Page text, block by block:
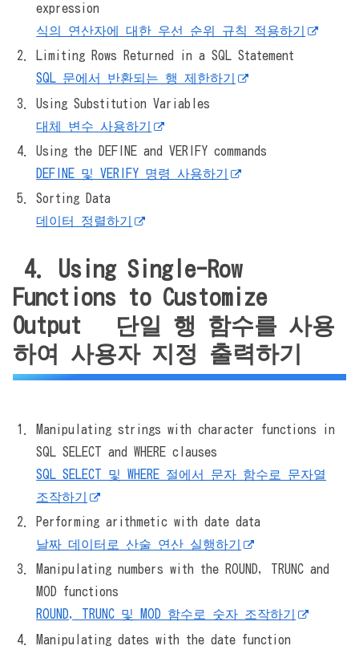
expression
식의 연산자에 대한 우선 순위 규칙 적용하기
Limiting Rows Returned in a SQL Statement
SQL 문에서 반환되는 행 제한하기
Using Substitution Variables
대체 변수 사용하기
Using the DEFINE and VERIFY commands
DEFINE 및 VERIFY 명령 사용하기
Sorting Data
데이터 정렬하기
4. Using Single-Row
Functions to Customize
Output 단일 행 함수를 사용
하여 사용자 지정 출력하기
Manipulating strings with character functions in
SQL SELECT and WHERE clauses
SQL SELECT 및 WHERE 절에서 문자 함수로 문자열
조작하기
Performing arithmetic with date data
날짜 데이터로 산술 연산 실행하기
Manipulating numbers with the ROUND, TRUNC and
MOD functions
ROUND, TRUNC 및 MOD 함수로 숫자 조작하기
Manipulating dates with the date function